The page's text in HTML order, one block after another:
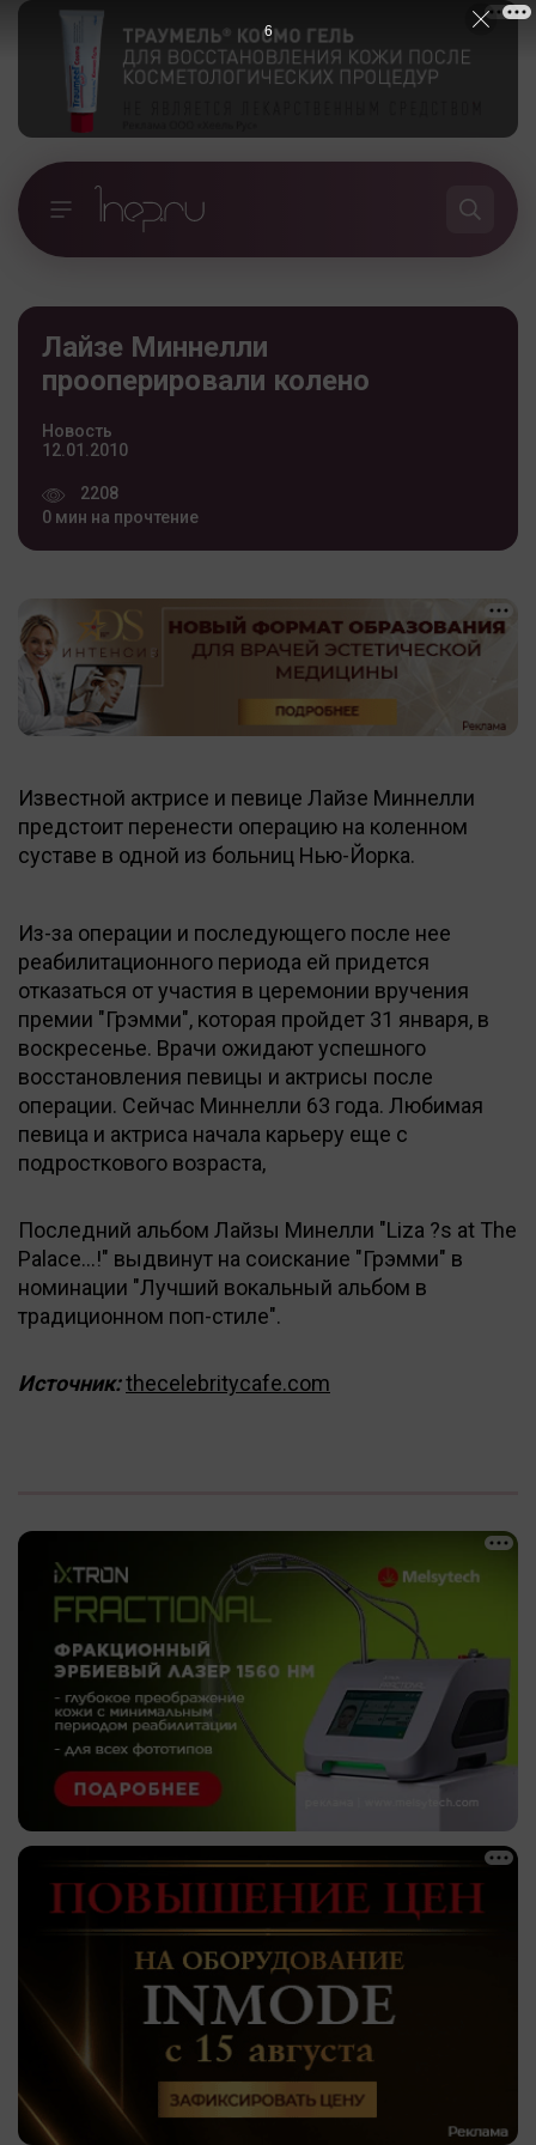
Лайзе Миннелли
прооперировали колено
Новость
12.01.2010
2208
0 мин на прочтение
Известной актрисе и певице Лайзе Миннелли
предстоит перенести операцию на коленном
суставе в одной из больниц Нью-Йорка.
Из-за операции и последующего после нее
реабилитационного периода ей придется
отказаться от участия в церемонии вручения
премии "Грэмми", которая пройдет 31 января, в
воскресенье. Врачи ожидают успешного
восстановления певицы и актрисы после
операции. Сейчас Миннелли 63 года. Любимая
певица и актриса начала карьеру еще с
подросткового возраста,
Последний альбом Лайзы Минелли "Liza ?s at The
Palace...!" выдвинут на соискание "Грэмми" в
номинации "Лучший вокальный альбом в
традиционном поп-стиле".
Источник:thecelebritycafe.com
5